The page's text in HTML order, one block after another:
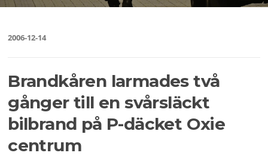
2006-12-14
Brandkåren larmades två
gånger till en svårsläckt
bilbrand på P-däcket Oxie
centrum